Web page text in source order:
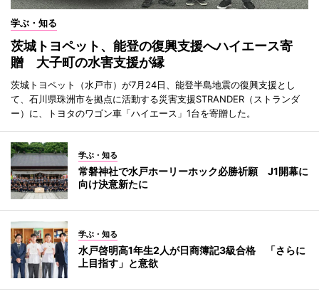
学ぶ・知る
茨城トヨペット、能登の復興支援へハイエース寄
贈 大子町の水害支援が縁
茨城トヨペット（水戸市）が7月24日、能登半島地震の復興支援とし
て、石川県珠洲市を拠点に活動する災害支援STRANDER（ストランダ
ー）に、トヨタのワゴン車「ハイエース」1台を寄贈した。
学ぶ・知る
常磐神社で水戸ホーリーホック必勝祈願 J1開幕に
向け決意新たに
学ぶ・知る
水戸啓明高1年生2人が日商簿記3級合格 「さらに
上目指す」と意欲